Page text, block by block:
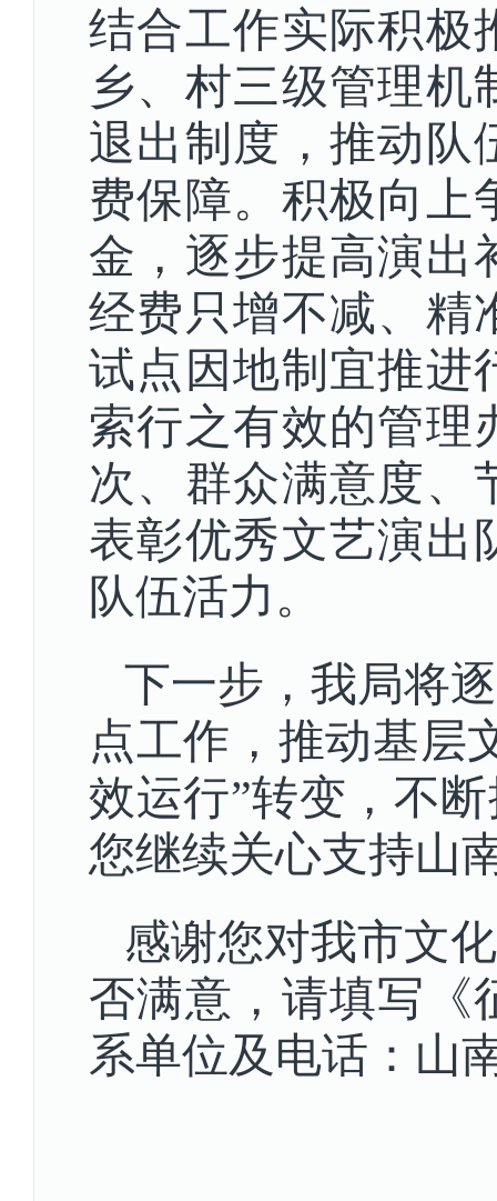
结合工作实际积极
乡、村三级管理机
退出制度，推动队
费保障。积极向上
金，逐步提高演出
经费只增不减、精
试点因地制宜推进
索行之有效的管理
次、群众满意度、
表彰优秀文艺演出
队伍活力。
下一步，我局将
点工作 ，推动基层
效运行”转变，不
您继续关心支持山
感谢您对我市文
否满意，请填写《
系单位及电话：山